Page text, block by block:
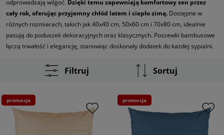
odprowadzają wilgoć. Dzięki temu zapewniają komfortowy sen przez
cały rok, oferując przyjemny chłód latem i ciepło zimą. Dostępne w
różnych rozmiarach, takich jak 40x40 cm, 50x60 cm i 70x80 cm, idealnie
pasują do poduszek dekoracyjnych oraz klasycznych. Poszewki bambusowe
łączą trwałość i elegancję, stanowiąc doskonały dodatek do każdej sypialni.
Filtruj Sortuj
promocja promocja